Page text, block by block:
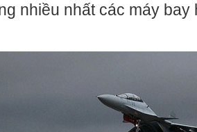
nhiều nhất các máy bay